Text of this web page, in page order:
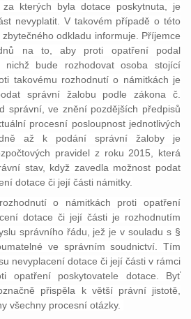
kterých byla dotace poskytnuta, je
nevyplatit. V takovém případě o této
odkladu informuje. Příjemce
na to, aby proti opatření podal
nichž bude rozhodovat osoba stojící
takovému rozhodnutí o námitkách je
správní žalobu podle zákona č.
správní, ve znění pozdějších předpisů
procesní posloupnost jednotlivých
až k podání správní žaloby je
pravidel z roku 2015, která
stav, když zavedla možnost podat
dotace či její části námitky.
o námitkách proti opatření
dotace či její části je rozhodnutím
správního řádu, jež je v souladu s §
ve správním soudnictví. Tím
nevyplacení dotace či její části v rámci
opatření poskytovatele dotace. Byť
přispěla k větší právní jistotě,
všechny procesní otázky.